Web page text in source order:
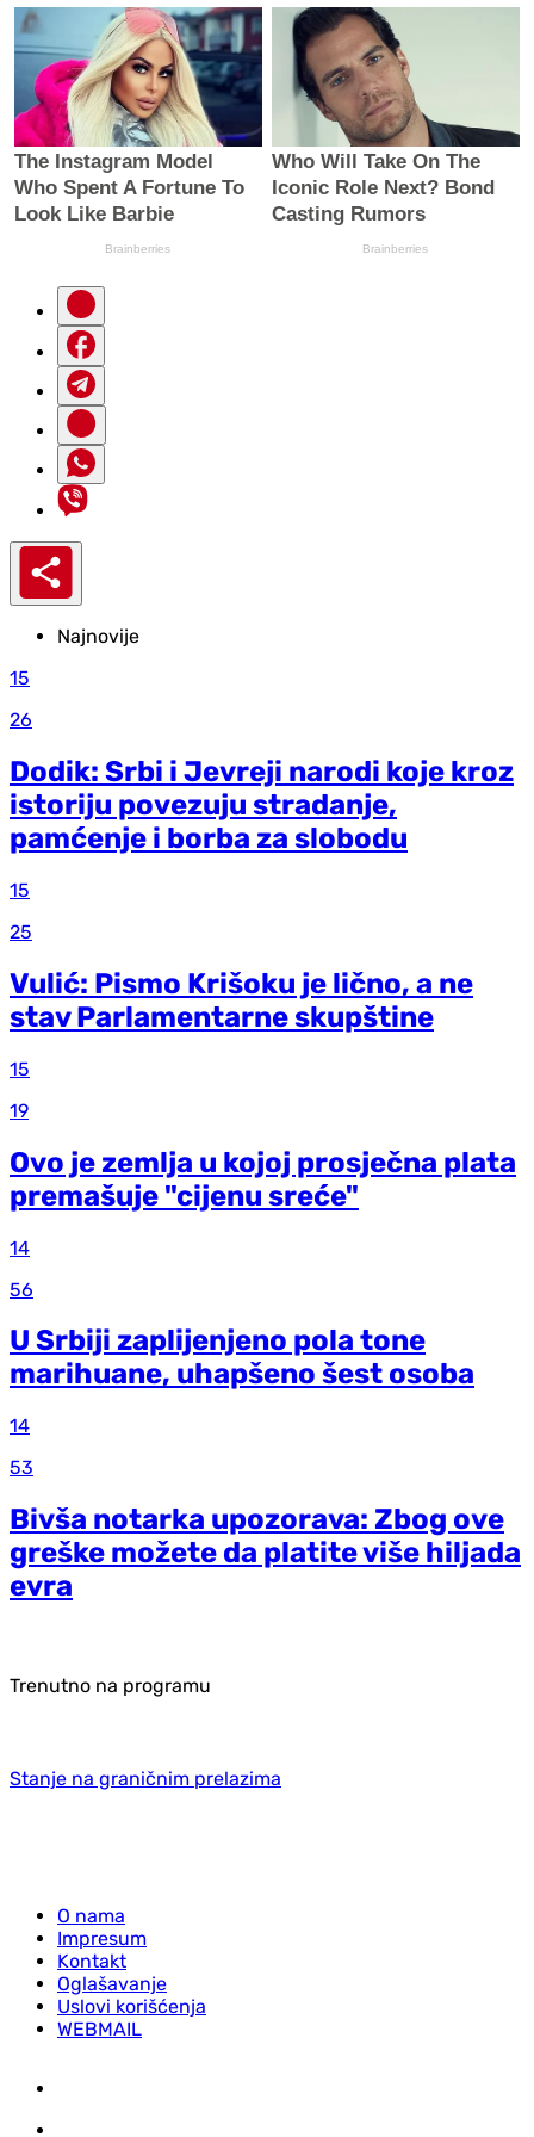
Najnovije
15
26
Dodik: Srbi i Jevreji narodi koje kroz
istoriju povezuju stradanje,
pamćenje i borba za slobodu
15
25
Vulić: Pismo Krišoku je lično, a ne
stav Parlamentarne skupštine
15
19
Ovo je zemlja u kojoj prosječna plata
premašuje "cijenu sreće"
14
56
U Srbiji zaplijenjeno pola tone
marihuane, uhapšeno šest osoba
14
53
Bivša notarka upozorava: Zbog ove
greške možete da platite više hiljada
evra
Trenutno na programu
Stanje na graničnim prelazima
O nama
Impresum
Kontakt
Oglašavanje
Uslovi korišćenja
WEBMAIL